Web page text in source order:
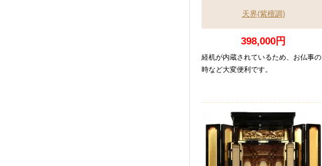
天界(紫檀調)
398,000円
経机が内蔵されているため、お仏事の
時など大変便利です。